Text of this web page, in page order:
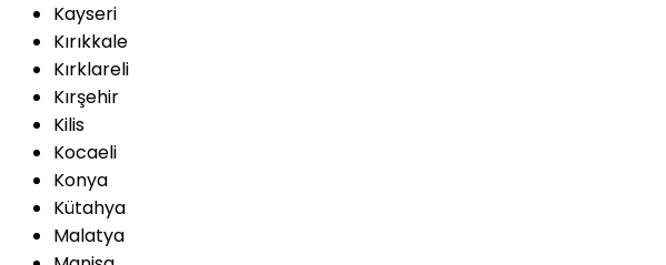
Kayseri
Kırıkkale
Kırklareli
Kırşehir
Kilis
Kocaeli
Konya
Kütahya
Malatya